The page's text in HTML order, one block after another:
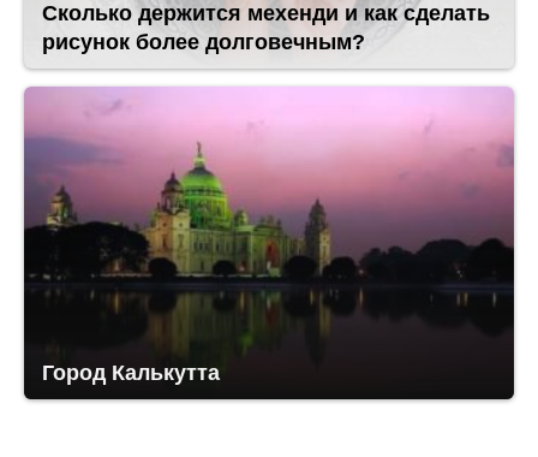
Сколько держится мехенди и как сделать
рисунок более долговечным?
Город Калькутта